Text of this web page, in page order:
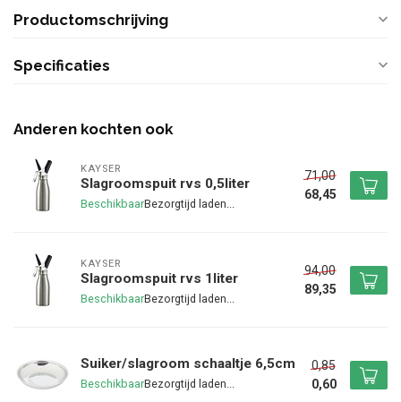
Productomschrijving
Specificaties
Anderen kochten ook
KAYSER
Slagroomspuit rvs 0,5liter
Beschikbaar
71,00
68,45
KAYSER
Slagroomspuit rvs 1liter
Beschikbaar
94,00
89,35
Suiker/slagroom schaaltje 6,5cm
Beschikbaar
0,85
0,60